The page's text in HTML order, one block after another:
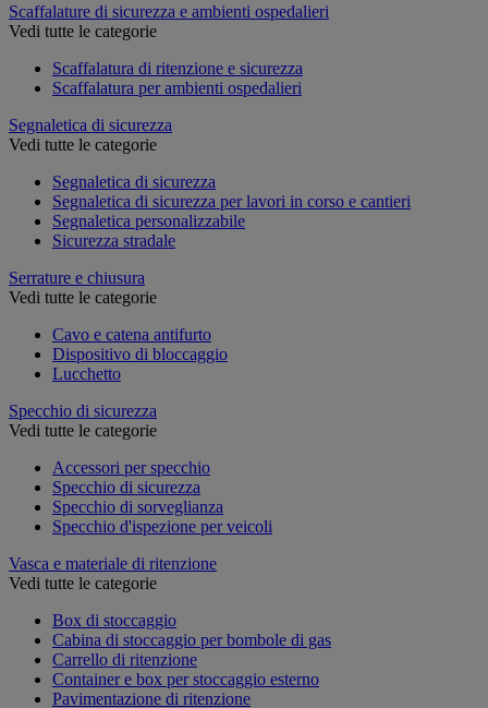
Scaffalature di sicurezza e ambienti ospedalieri
Vedi tutte le categorie
Scaffalatura di ritenzione e sicurezza
Scaffalatura per ambienti ospedalieri
Segnaletica di sicurezza
Vedi tutte le categorie
Segnaletica di sicurezza
Segnaletica di sicurezza per lavori in corso e cantieri
Segnaletica personalizzabile
Sicurezza stradale
Serrature e chiusura
Vedi tutte le categorie
Cavo e catena antifurto
Dispositivo di bloccaggio
Lucchetto
Specchio di sicurezza
Vedi tutte le categorie
Accessori per specchio
Specchio di sicurezza
Specchio di sorveglianza
Specchio d'ispezione per veicoli
Vasca e materiale di ritenzione
Vedi tutte le categorie
Box di stoccaggio
Cabina di stoccaggio per bombole di gas
Carrello di ritenzione
Container e box per stoccaggio esterno
Pavimentazione di ritenzione